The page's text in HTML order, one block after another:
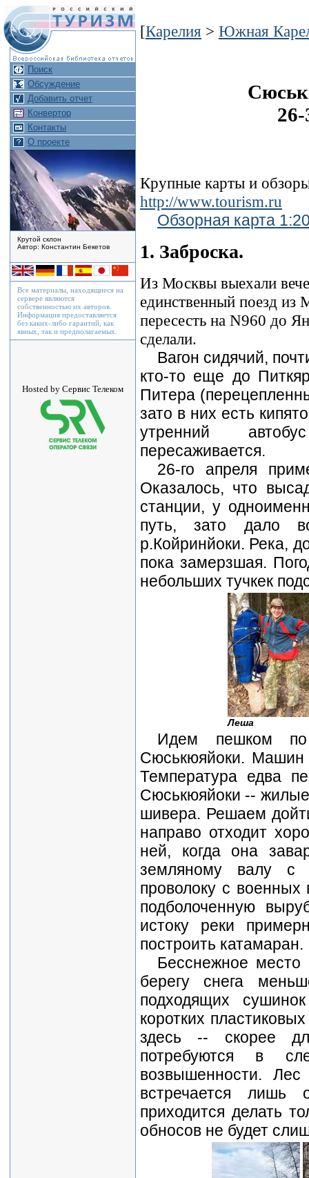
Поиск
Обсуждение
Добавить отчет
Конвертор
Контакты
О проекте
Крутой склон
Автор: Константин Бекетов
Все материалы, находящиеся на
сервере являются
собственностью их авторов.
Информация предоставляется
без каких-либо гарантий, как
явных, так и предполагаемых.
Hosted by Сервис Телеком
[Карелия > Южная
Крупные карты и
http://www.tourism.ru
Обзорная карта
1. Заброска.
Из Москвы выехали
единственный поезд
пересесть на N960 до
сделали.
Вагон сидячий,
кто-то еще до
Питера
зато в них есть
утренний
пересаживается.
26-го апреля
Оказалось, что
станции, у
путь, зато дало
р.Койринйоки. Река,
пока замерзшая.
небольших тучкек
Леша
Идем пешком
Сюськюяйоки. Машин
Температура едва
Сюськюяйоки --
шивера. Решаем
направо отходит
ней, когда она
земляному валу с
проволоку с
подболоченную
истоку реки
построить катамаран.
Бесснежное
берегу снега
подходящих
коротких
здесь -- скорее
потребуются в
возвышенности.
встречается
приходится делать
обносов не будет